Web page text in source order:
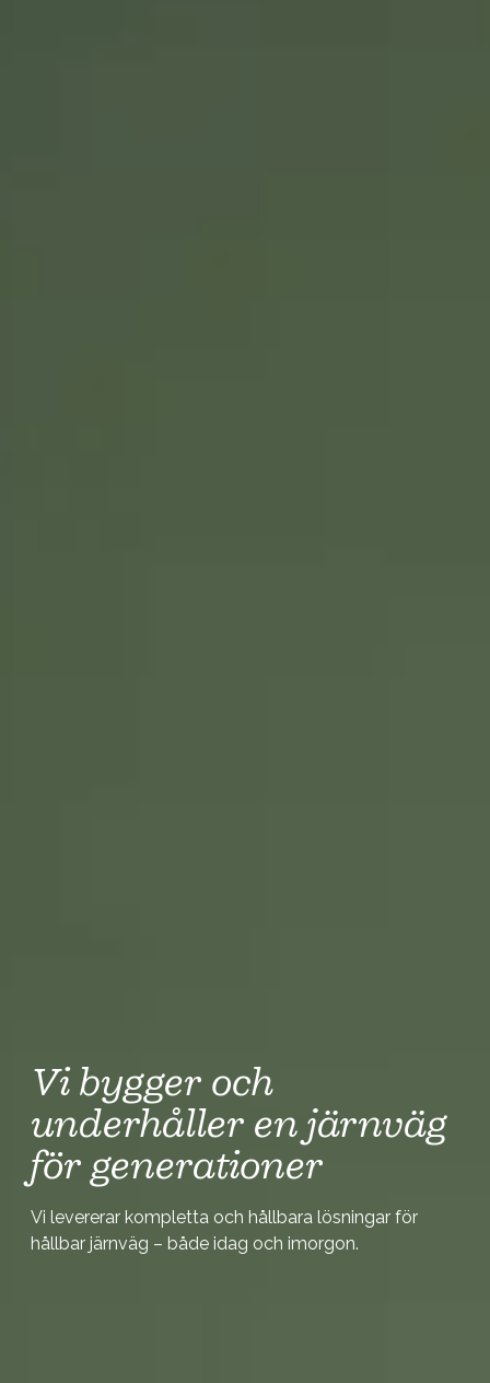
Vi bygger och
underhåller en järnväg
för generationer
Vi levererar kompletta och hållbara lösningar för
hållbar järnväg – både idag och imorgon.